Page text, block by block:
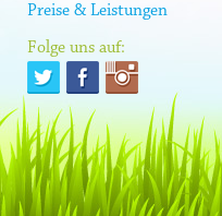
Preise & Leistungen
Folge uns auf: